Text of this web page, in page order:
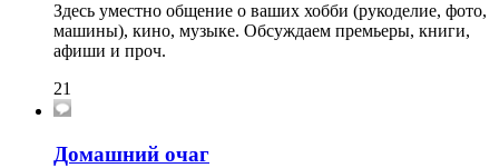
Здесь уместно общение о ваших хобби (рукоделие, фото,
машины), кино, музыке. Обсуждаем премьеры, книги,
афиши и проч.
21
Домашний очаг